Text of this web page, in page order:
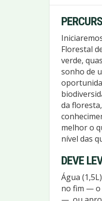
Florestal
verde,
sonho de
da
melhor o
nível das
DEVE
Água
no fim — o